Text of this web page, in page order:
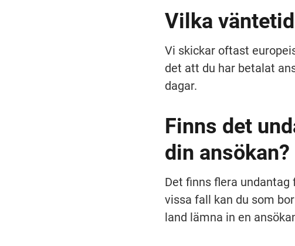
Vilka
Vi skickar oftast
det att du har betalat
dagar.
Finns det
din ansökan?
Det finns flera undantag
vissa fall kan du som
land lämna in en